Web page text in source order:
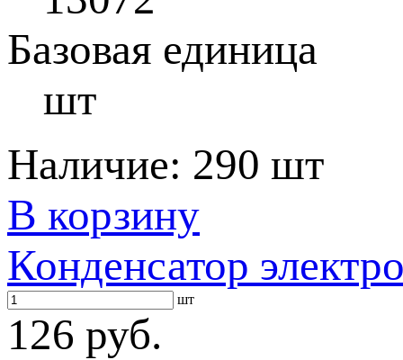
Базовая единица
шт
Наличие: 290 шт
В корзину
Конденсатор
шт
126 руб.